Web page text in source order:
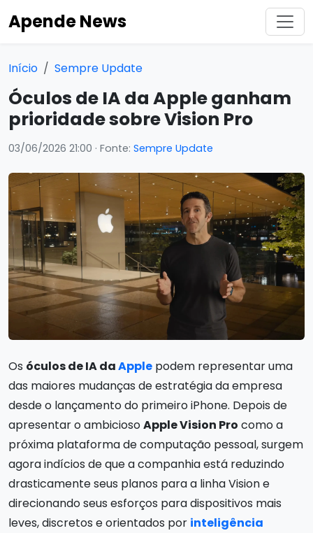
Apende News
Início Sempre Update
Óculos de IA da Apple ganham
prioridade sobre Vision Pro
03/06/2026 21:00 · Fonte: Sempre Update
Os óculos de IA daApple podem representar uma
das maiores mudanças de estratégia da empresa
desde o lançamento do primeiro iPhone. Depois de
apresentar o ambiciosoApple Vision Pro como a
próxima plataforma de computação pessoal, surgem
agora indícios de que a companhia está reduzindo
drasticamente seus planos para a linha Vision e
direcionando seus esforços para dispositivos mais
leves, discretos e orientados por inteligência